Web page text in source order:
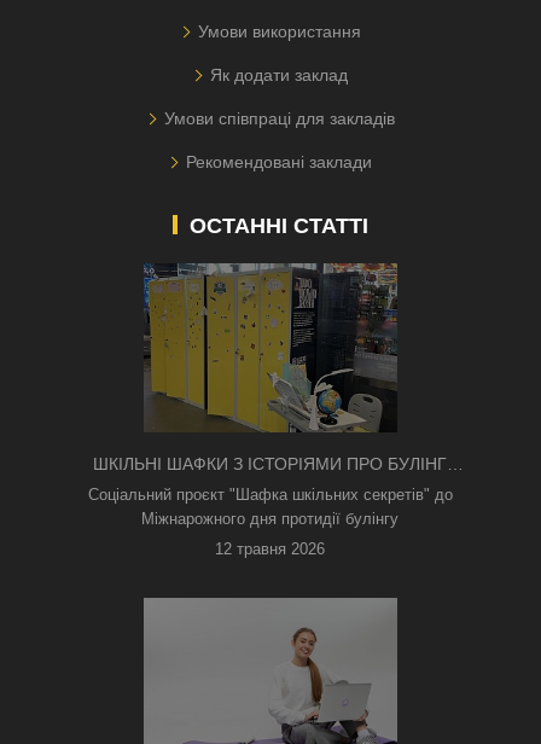
Умови використання
Як додати заклад
Умови співпраці для закладів
Рекомендовані заклади
ОСТАННІ СТАТТІ
ШКІЛЬНІ ШАФКИ З ІСТОРІЯМИ ПРО БУЛІНГ
З'ЯВИЛИСЯ В КИЄВІ
Соціальний проєкт "Шафка шкільних секретів" до
Міжнарожного дня протидії булінгу
12 травня 2026